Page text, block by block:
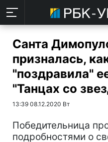
Санта
призналась,
"поздравила"
"Танцах со
13:39 08.12.2020 Вт
Победительница
подробностями о